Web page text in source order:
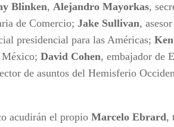
Blinken, Alejandro Mayorkas,
de Comercio; Jake Sullivan,
presidencial para las Américas;
México; David Cohen, embajador de
de asuntos del Hemisferio
acudirán el propio Marcelo Ebrard,